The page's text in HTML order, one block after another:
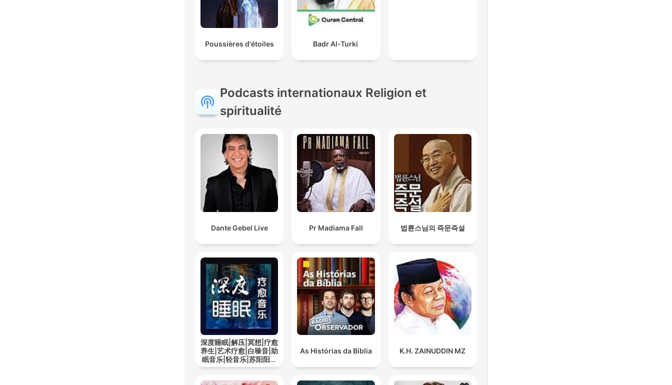
Poussières d'étoiles Badr Al-Turki
Podcasts internationaux Religion et
spiritualité
Dante Gebel Live Pr Madiama Fall 법륜스님의 즉문즉설
深度睡眠|解压|冥想|疗愈
养生|艺术疗愈|白噪音|助
眠音乐|轻音乐|苏阳阳频
道
As Histórias da Bíblia K.H. ZAINUDDIN MZ